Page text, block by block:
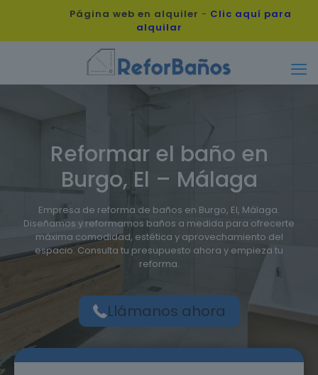
Página web en alquiler - Clic aquí para
alquilar
Reformar el baño en
Burgo, El – Málaga
Empresa de reforma de baños en Burgo, El, Málaga.
Diseñamos y reformamos baños a medida para ofrecerte
máxima comodidad, estética y aprovechamiento del
espacio. Consulta tu presupuesto ahora y empieza tu
reforma.
Llámanos ahora